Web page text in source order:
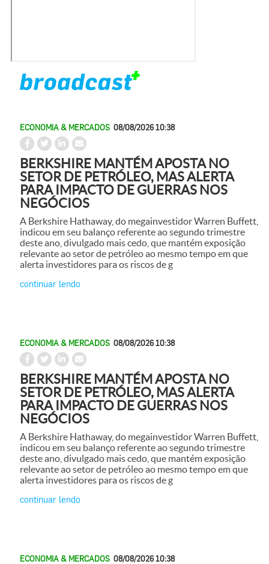
ECONOMIA & MERCADOS 08/08/2026 10:38
BERKSHIRE MANTÉM APOSTA NO
SETOR DE PETRÓLEO, MAS ALERTA
PARA IMPACTO DE GUERRAS NOS
NEGÓCIOS
A Berkshire Hathaway, do megainvestidor Warren Buffett,
indicou em seu balanço referente ao segundo trimestre
deste ano, divulgado mais cedo, que mantém exposição
relevante ao setor de petróleo ao mesmo tempo em que
alerta investidores para os riscos de g
continuar lendo
ECONOMIA & MERCADOS 08/08/2026 10:38
BERKSHIRE MANTÉM APOSTA NO
SETOR DE PETRÓLEO, MAS ALERTA
PARA IMPACTO DE GUERRAS NOS
NEGÓCIOS
A Berkshire Hathaway, do megainvestidor Warren Buffett,
indicou em seu balanço referente ao segundo trimestre
deste ano, divulgado mais cedo, que mantém exposição
relevante ao setor de petróleo ao mesmo tempo em que
alerta investidores para os riscos de g
continuar lendo
ECONOMIA & MERCADOS 08/08/2026 10:38